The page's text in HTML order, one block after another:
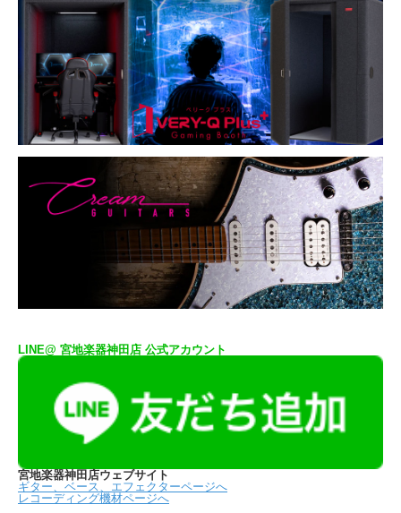
LINE@ 宮地楽器神田店 公式アカウント
宮地楽器神田店ウェブサイト
ギター、ベース、エフェクターページへ
レコーディング機材ページへ